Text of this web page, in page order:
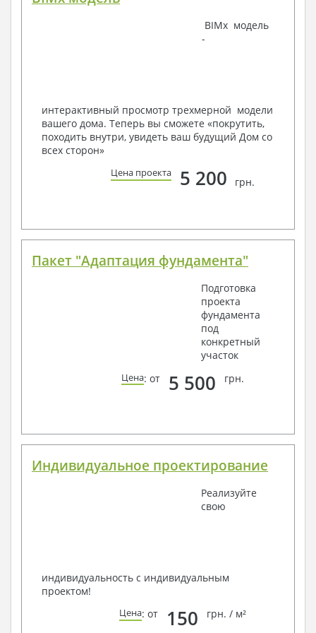
Инженеров – всегда готовы воплотить Вашу мечту
условий, за дополнительную плату.
Получить профессиональную консультацию у
наших специалистов, Вы можете любым
способом связи: закажите обратный звонок,
по viber, e-mail, телефон -
BIMx модель
-
интерактивный просмотр трехмерной модели
вашего дома. Теперь вы сможете «покрутить,
походить внутри, увидеть ваш будущий Дом со
всех сторон»
Цена проекта 5 200 грн.
Пакет "Адаптация фундамента"
Подготовка
проекта
фундамента
под
конкретный
участок
Цена: от 5 500 грн.
Индивидуальное проектирование
Реализуйте
свою
индивидуальность с индивидуальным
проектом!
Цена: от 150 грн. / м²